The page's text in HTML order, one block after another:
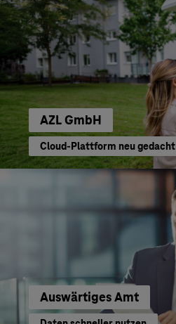
AZL GmbH
Cloud-Plattform neu gedacht
Auswärtiges Amt